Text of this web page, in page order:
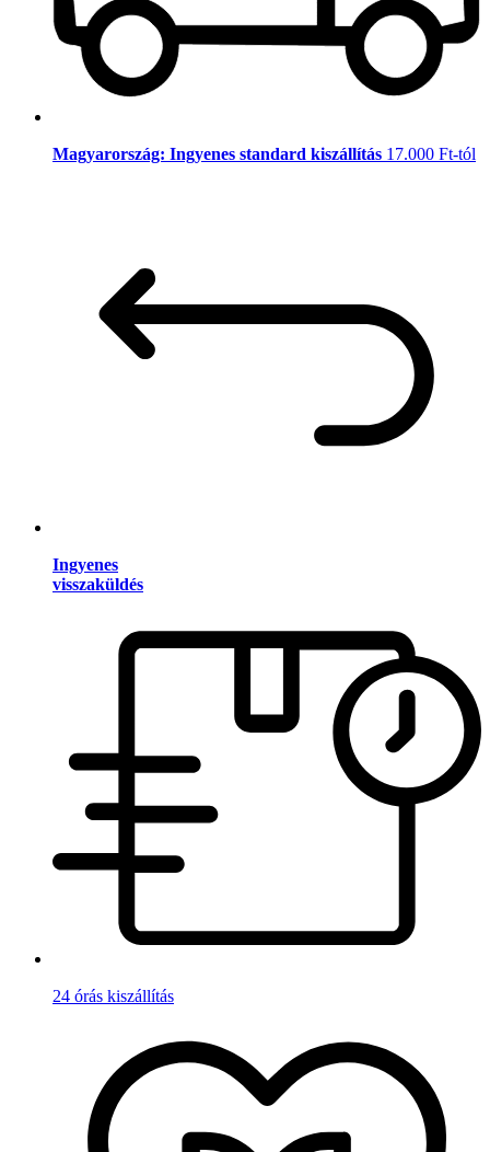
Magyarország: Ingyenes standard kiszállítás 17.000 Ft-tól
Ingyenes
visszaküldés
24 órás kiszállítás